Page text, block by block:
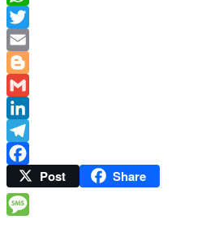
WhatsApp
Twitter
Email
Blogger
Gmail
LinkedIn
Telegram
Facebook
Post Share